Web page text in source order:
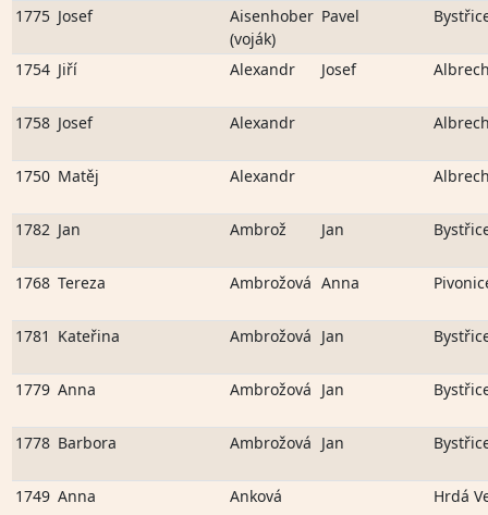
1775 Josef
Aisenhober
(voják)
Pavel
1754 Jiří Alexandr Josef
1758 Josef Alexandr
1750 Matěj Alexandr
1782 Jan Ambrož Jan
1768 Tereza Ambrožová Anna
1781 Kateřina Ambrožová Jan
1779 Anna Ambrožová Jan
1778 Barbora Ambrožová Jan
1749 Anna Anková Hrdá